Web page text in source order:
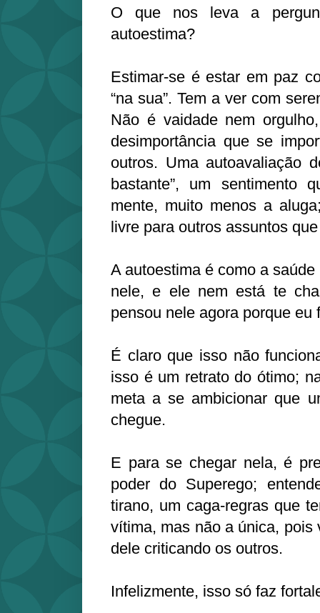
O que nos leva a
autoestima?
Estimar-se é estar em paz
“na sua”. Tem a ver com
Não é vaidade nem
desimportância que se
outros. Uma autoavaliação
bastante”, um sentimento
mente, muito menos a
livre para outros assuntos
A autoestima é como a
nele, e ele nem está te
pensou nele agora porque eu
É claro que isso não
isso é um retrato do ótimo;
meta a se ambicionar que
chegue.
E para se chegar nela, é
poder do Superego;
tirano, um caga-regras que
vítima, mas não a única, pois
dele criticando os outros.
Infelizmente, isso só faz